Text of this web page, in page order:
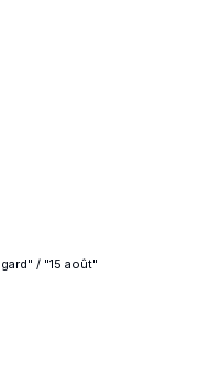
/ "15 août"